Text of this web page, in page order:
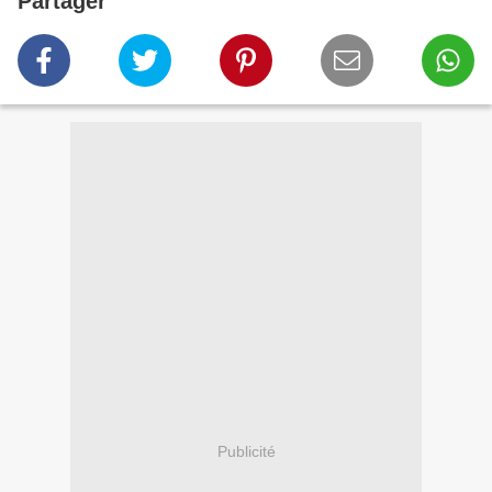
Publicité